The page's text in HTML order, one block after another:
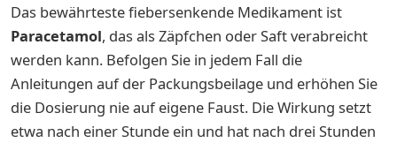
Das bewährteste fiebersenkende Medikament ist
Paracetamol, das als Zäpfchen oder Saft verabreicht
werden kann. Befolgen Sie in jedem Fall die
Anleitungen auf der Packungsbeilage und erhöhen Sie
die Dosierung nie auf eigene Faust. Die Wirkung setzt
etwa nach einer Stunde ein und hat nach drei Stunden